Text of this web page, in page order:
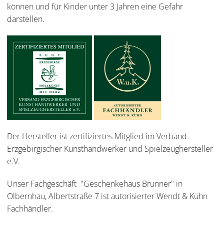
können und für Kinder unter 3 Jahren eine Gefahr
darstellen.
Der Hersteller ist zertifiziertes Mitglied im Verband
Erzgebirgischer Kunsthandwerker und Spielzeughersteller
e.V.
Unser Fachgeschäft "Geschenkehaus Brunner" in
Olbernhau, Albertstraße 7 ist autorisierter Wendt & Kühn
Fachhändler.